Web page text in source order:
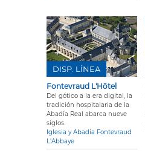
Fontevraud L'Hôtel
Del gótico a la era digital, la
tradición hospitalaria de la
Abadía Real abarca nueve
siglos.
Iglesia y Abadía Fontevraud
L'Abbaye
DISP. LÍNEA